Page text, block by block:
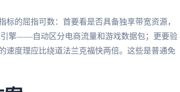
的屈指可数：首要看是否具备独享带宽资源，
擎——自动区分电商流量和游戏数据包；更要验
速度理应比绕道法兰克福快两倍。这些是普通免